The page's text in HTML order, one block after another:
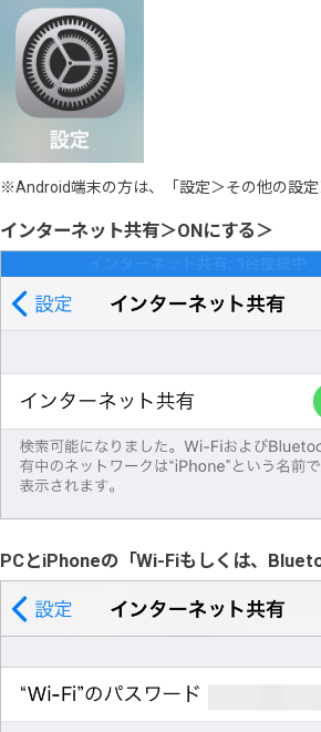
※Android端末の方は、「設定＞その他の設定
インターネット共有＞ONにする＞
PCとiPhoneの「Wi-Fiもしくは、